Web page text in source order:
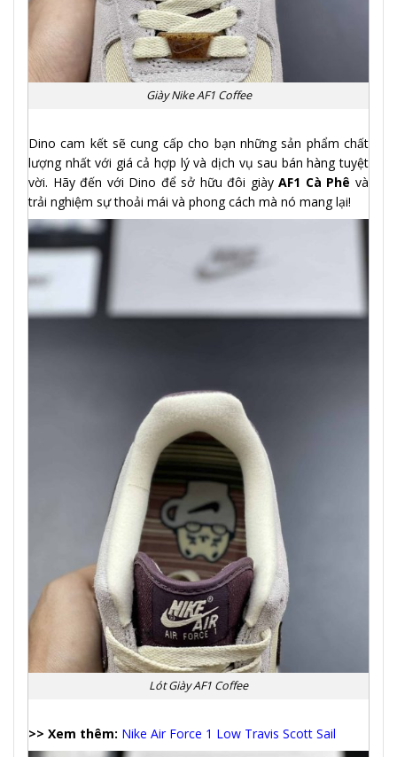
Giày Nike AF1 Coffee
Dino cam kết sẽ cung cấp cho bạn những sản phẩm chất
lượng nhất với giá cả hợp lý và dịch vụ sau bán hàng tuyệt
vời. Hãy đến với Dino để sở hữu đôi giàyAF1 Cà Phê và
trải nghiệm sự thoải mái và phong cách mà nó mang lại!
Lót Giày AF1 Coffee
>> Xem thêm: Nike Air Force 1 Low Travis Scott Sail